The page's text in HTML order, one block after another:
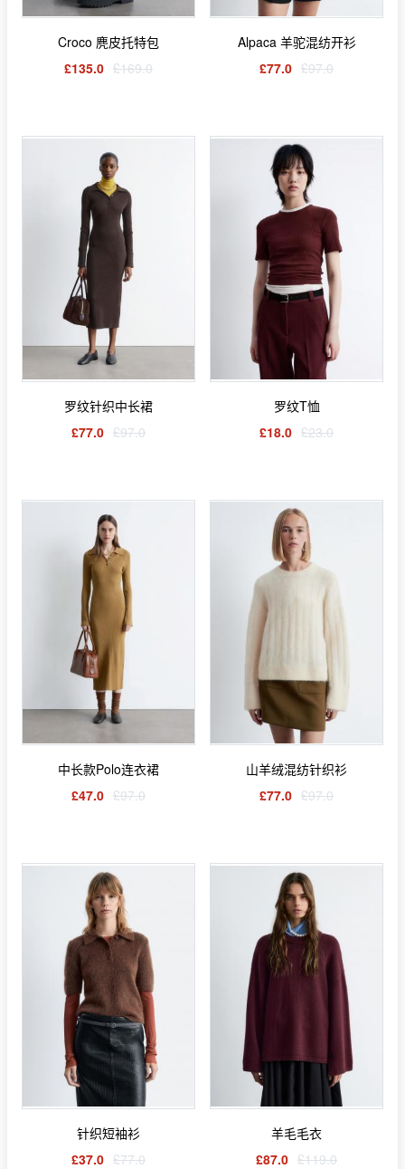
Croco 麂皮托特包
£135.0 £169.0
Alpaca 羊驼混纺开衫
£77.0 £97.0
罗纹针织中长裙
£77.0 £97.0
罗纹T恤
£18.0 £23.0
中长款Polo连衣裙
£47.0 £97.0
山羊绒混纺针织衫
£77.0 £97.0
针织短袖衫
£37.0 £77.0
羊毛毛衣
£87.0 £119.0